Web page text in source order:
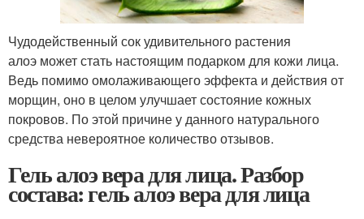
Чудодейственный сок удивительного растения
алоэ может стать настоящим подарком для кожи лица.
Ведь помимо омолаживающего эффекта и действия от
морщин, оно в целом улучшает состояние кожных
покровов. По этой причине у данного натурального
средства невероятное количество отзывов.
Гель алоэ вера для лица. Разбор
состава: гель алоэ вера для лица